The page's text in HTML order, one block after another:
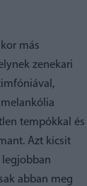
más
zenekari
tempókkal és
Azt kicsit
abban meg